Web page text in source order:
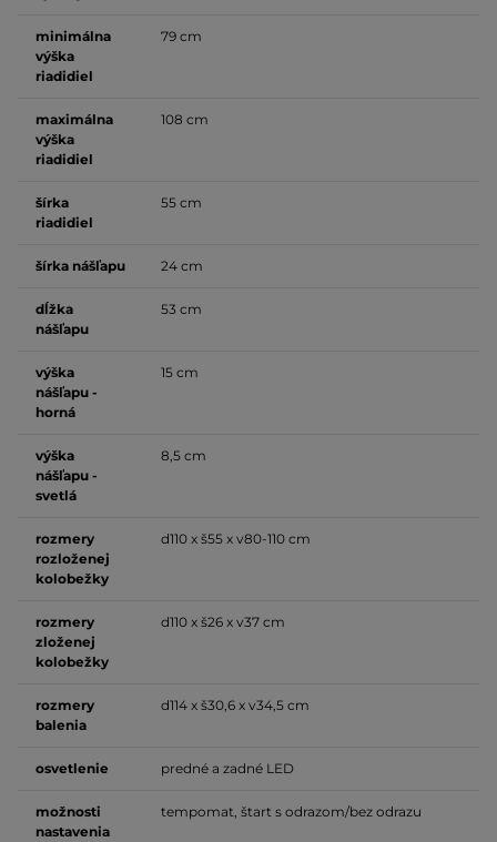
minimálna
výška
riadidiel
79 cm
maximálna
výška
riadidiel
108 cm
šírka
riadidiel
55 cm
šírka nášľapu 24 cm
dĺžka
nášľapu
53 cm
výška
nášľapu -
horná
15 cm
výška
nášľapu -
svetlá
8,5 cm
rozmery
rozloženej
kolobežky
d110 x š55 x v80-110 cm
rozmery
zloženej
kolobežky
d110 x š26 x v37 cm
rozmery
balenia
d114 x š30,6 x v34,5 cm
osvetlenie predné a zadné LED
možnosti
nastavenia
tempomat, štart s odrazom/bez odrazu